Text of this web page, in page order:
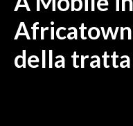
ITALIA
MONDO
della tratta